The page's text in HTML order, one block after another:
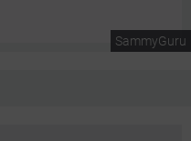
SammyGuru